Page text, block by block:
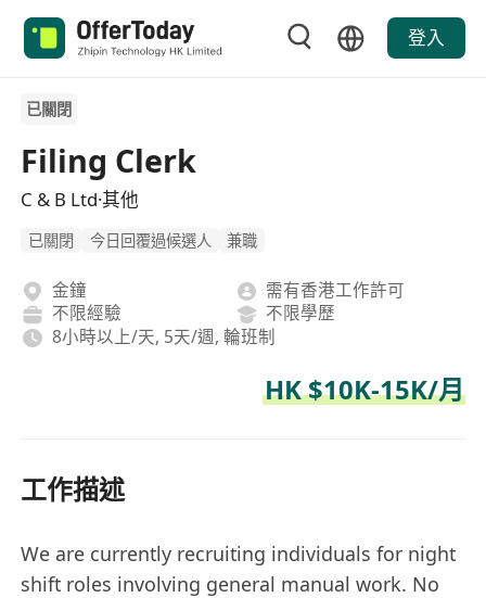
登入
已關閉
Filing Clerk
C & B Ltd·其他
已關閉 今日回覆過候選人 兼職
金鐘
需有香港工作許可
不限經驗
不限學歷
8小時以上/天, 5天/週, 輪班制
HK $10K-15K/月
工作描述
We are currently recruiting individuals for night
shift roles involving general manual work. No